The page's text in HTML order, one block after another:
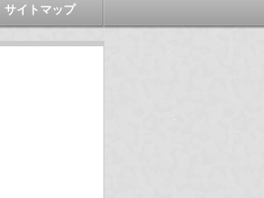
サイトマップ